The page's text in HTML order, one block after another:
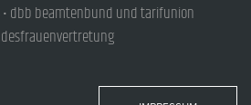
• dbb beamtenbund und tarifunion